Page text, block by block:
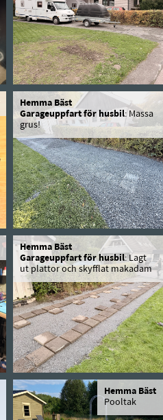
Hemma Bäst
Garageuppfart för husbil: Massa
grus!
Hemma Bäst
Garageuppfart för husbil: Lagt
ut plattor och skyfflat makadam
Hemma Bäst
Pooltak